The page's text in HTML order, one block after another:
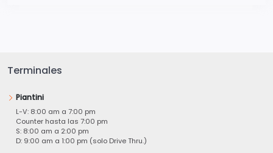
Terminales
Piantini
L-V: 8:00 am a 7:00 pm
Counter hasta las 7:00 pm
S: 8:00 am a 2:00 pm
D: 9:00 am a 1:00 pm (solo Drive Thru.)